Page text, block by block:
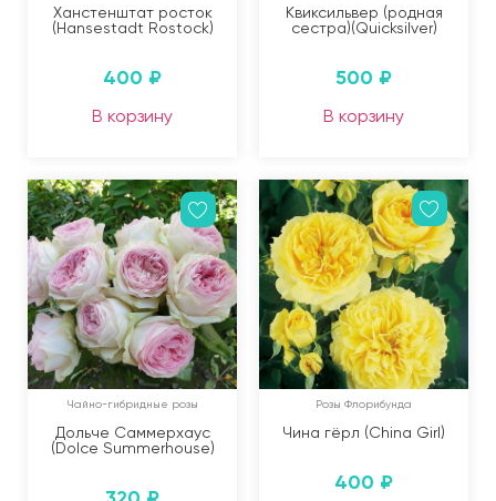
Ханстенштат росток
(Hansestadt Rostock)
400 ₽
В корзину
Квиксильвер (родная
сестра)(Quicksilver)
500 ₽
В корзину
Чайно-гибридные розы
Дольче Саммерхаус
(Dolce Summerhouse)
Розы Флорибунда
Чина гёрл (China Girl)
400 ₽